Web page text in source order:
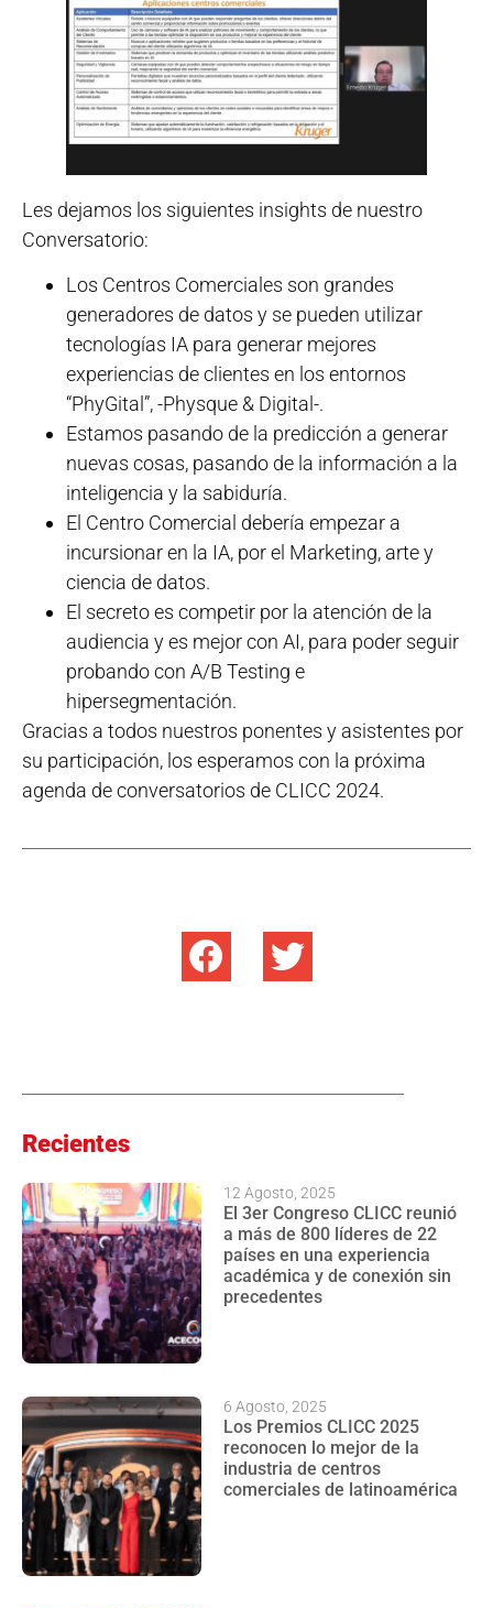
Les dejamos los siguientes insights de nuestro
Conversatorio:
Los Centros Comerciales son grandes
generadores de datos y se pueden utilizar
tecnologías IA para generar mejores
experiencias de clientes en los entornos
“PhyGital”, -Physque & Digital-.
Estamos pasando de la predicción a generar
nuevas cosas, pasando de la información a la
inteligencia y la sabiduría.
El Centro Comercial debería empezar a
incursionar en la IA, por el Marketing, arte y
ciencia de datos.
El secreto es competir por la atención de la
audiencia y es mejor con AI, para poder seguir
probando con A/B Testing e
hipersegmentación.
Gracias a todos nuestros ponentes y asistentes por
su participación, los esperamos con la próxima
agenda de conversatorios de CLICC 2024.
Recientes
El 3er Congreso CLICC reunió
a más de 800 líderes de 22
países en una experiencia
académica y de conexión sin
precedentes
12 Agosto, 2025
Los Premios CLICC 2025
reconocen lo mejor de la
industria de centros
comerciales de latinoamérica
6 Agosto, 2025